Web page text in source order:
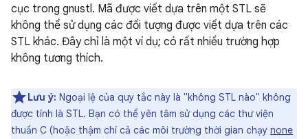
cục trong gnustl. Mã được viết dựa trên một STL sẽ
không thể sử dụng các đối tượng được viết dựa trên các
STL khác. Đây chỉ là một ví dụ; có rất nhiều trường hợp
không tương thích.
Lưu ý: Ngoại lệ của quy tắc này là "không STL nào" không
được tính là STL. Bạn có thể yên tâm sử dụng các thư viện
thuần C (hoặc thậm chí cả các môi trường thời gian chạy none